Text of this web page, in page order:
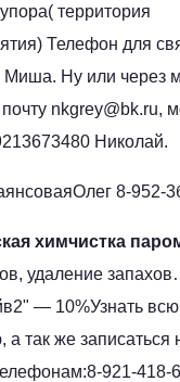
территория
Телефон для
Миша. Ну или через
nkgrey@bk.ru,
Николай.
8-952-
химчистка
удаление
— 10%Узнать
так же записаться
921-418-